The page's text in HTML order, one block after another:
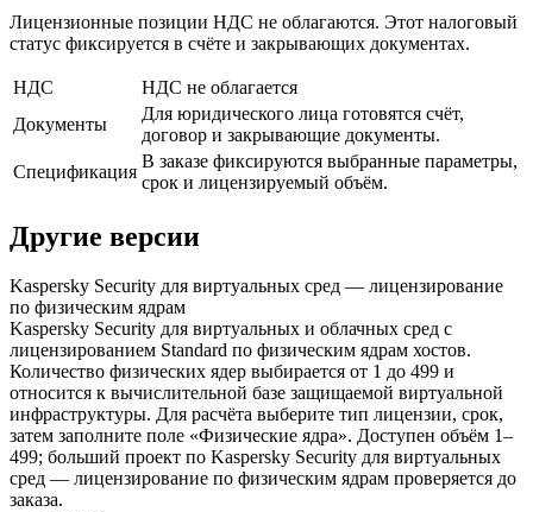
Лицензионные позиции НДС не облагаются. Этот налоговый
статус фиксируется в счёте и закрывающих документах.
НДС
НДС не облагается
Документы
Для юридического лица готовятся счёт,
договор и закрывающие документы.
Спецификация
В заказе фиксируются выбранные параметры,
срок и лицензируемый объём.
Другие версии
Kaspersky Security для виртуальных сред — лицензирование
по физическим ядрам
Kaspersky Security для виртуальных и облачных сред с
лицензированием Standard по физическим ядрам хостов.
Количество физических ядер выбирается от 1 до 499 и
относится к вычислительной базе защищаемой виртуальной
инфраструктуры. Для расчёта выберите тип лицензии, срок,
затем заполните поле «Физические ядра». Доступен объём 1–
499; больший проект по Kaspersky Security для виртуальных
сред — лицензирование по физическим ядрам проверяется до
заказа.